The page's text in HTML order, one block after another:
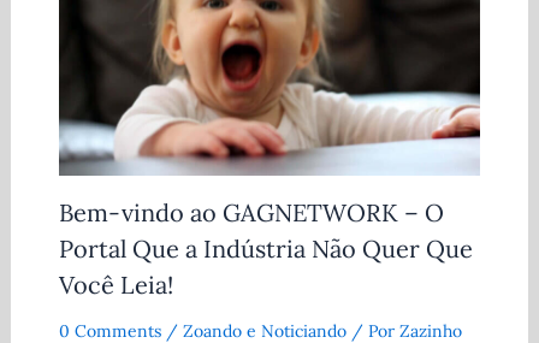
Bem-vindo ao GAGNETWORK – O
Portal Que a Indústria Não Quer Que
Você Leia!
0 Comments / Zoando e Noticiando/ Por Zazinho